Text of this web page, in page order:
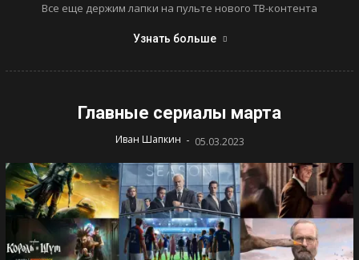
Все еще держим лапки на пульте нового ТВ-контента
Узнать больше
Главные сериалы марта
Иван Шапкин - 05.03.2023